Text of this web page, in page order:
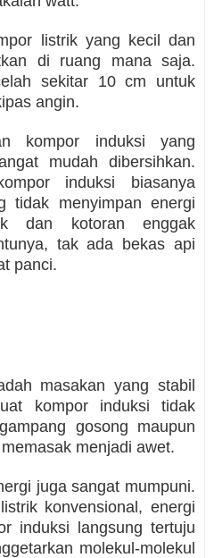
listrik yang kecil dan
di ruang mana saja.
sekitar 10 cm untuk
angin.
kompor induksi yang
mudah dibersihkan.
induksi biasanya
tidak menyimpan energi
dan kotoran enggak
tak ada bekas api
panci.
masakan yang stabil
kompor induksi tidak
gosong maupun
menjadi awet.
juga sangat mumpuni.
konvensional, energi
induksi langsung tertuju
molekul-molekul